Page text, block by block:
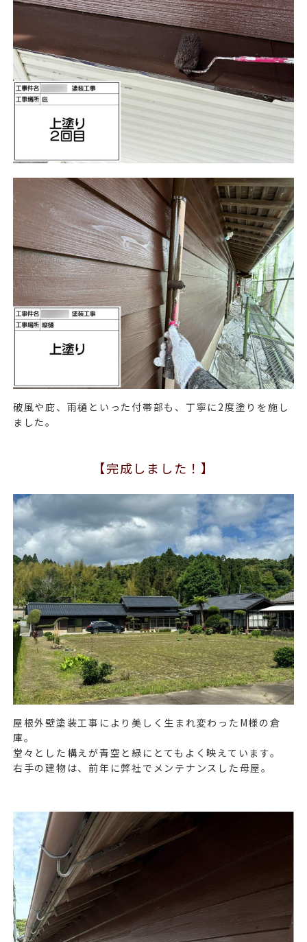
破風や庇、雨樋といった付帯部も、丁寧に 2 度塗りを施し
ました。
【完成しました！】
屋根外壁塗装工事により美しく生まれ変わった M様の倉
庫。
堂々とした構えが青空と緑にとてもよく映えています。
右手の建物は、前年に弊社でメンテナンスした母屋。